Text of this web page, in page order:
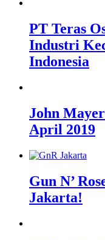
PT Teras
Industri
Indonesia
John
April 2019
Gun N’
Jakarta!